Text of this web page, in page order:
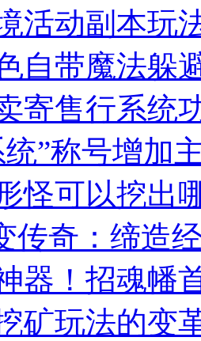
活动副本玩
自带魔法躲
寄售行系统
统”称号增加
怪可以挖出
传奇：缔造
器！招魂幡
矿玩法的变